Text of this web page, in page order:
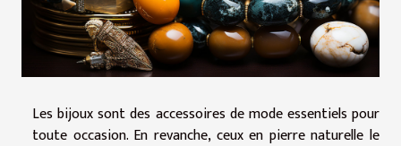
Les bijoux sont des accessoires de mode essentiels pour
toute occasion. En revanche, ceux en pierre naturelle le